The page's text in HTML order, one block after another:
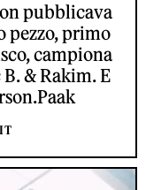
pubblicava
pezzo, primo
campiona
& Rakim. E